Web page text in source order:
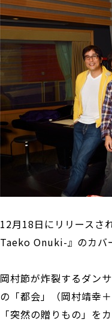
12月18日にリリース
Taeko Onuki-』のカバ
岡村節が炸裂するダン
の「都会」（岡村靖幸
「突然の贈りもの」を